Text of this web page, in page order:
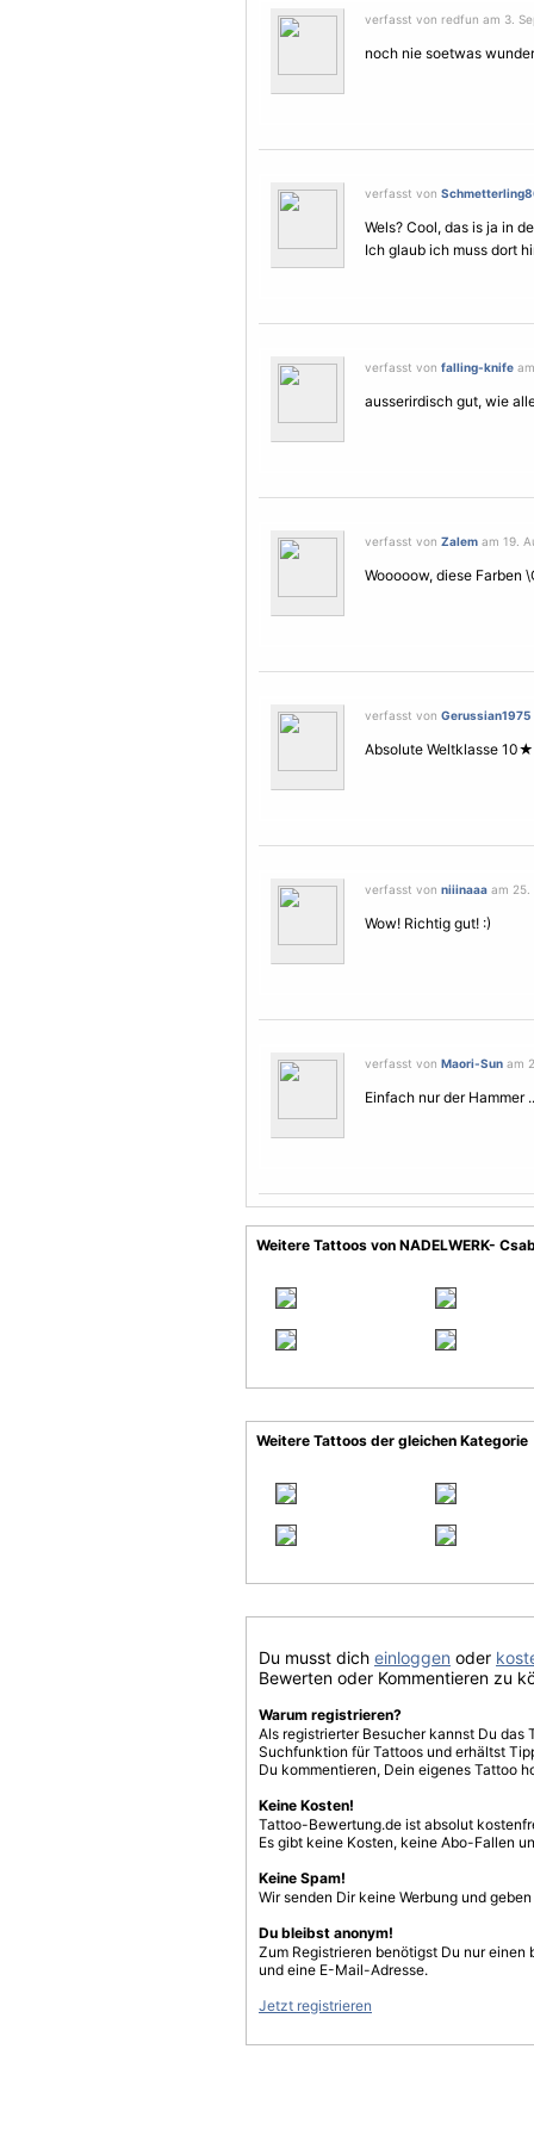
verfasst von redfun am 3.
noch nie soetwas
verfasst von
Wels? Cool, das is ja in
Ich glaub ich muss dort
verfasst von falling-knife
ausserirdisch gut, wie
verfasst von Zalem am 19.
Wooooow, diese Farben
verfasst von Gerussian1975
Absolute Weltklasse 10★
verfasst von niiinaaa am 25.
Wow! Richtig gut! :)
verfasst von Maori-Sun am
Einfach nur der Hammer
Weitere Tattoos von NADELWERK-
Weitere Tattoos der gleichen Kategorie
Du musst dich einloggen oder
Bewerten oder Kommentieren zu
Warum registrieren?
Als registrierter Besucher kannst Du
Suchfunktion für Tattoos und erhältst
Du kommentieren, Dein eigenes Tattoo
Keine Kosten!
Tattoo-Bewertung.de ist absolut
Es gibt keine Kosten, keine Abo-Fallen
Keine Spam!
Wir senden Dir keine Werbung und
Du bleibst anonym!
Zum Registrieren benötigst Du nur einen
und eine E-Mail-Adresse.
Jetzt registrieren